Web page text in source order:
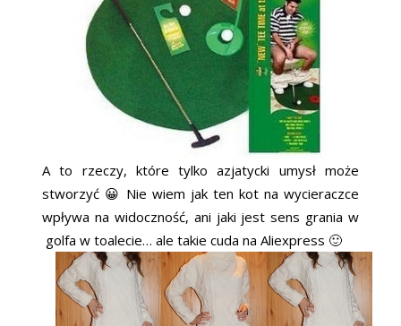
A to rzeczy, które tylko azjatycki umysł może
stworzyć 😀 Nie wiem jak ten kot na wycieraczce
wpływa na widoczność, ani jaki jest sens grania w
golfa w toalecie… ale takie cuda na Aliexpress 🙂